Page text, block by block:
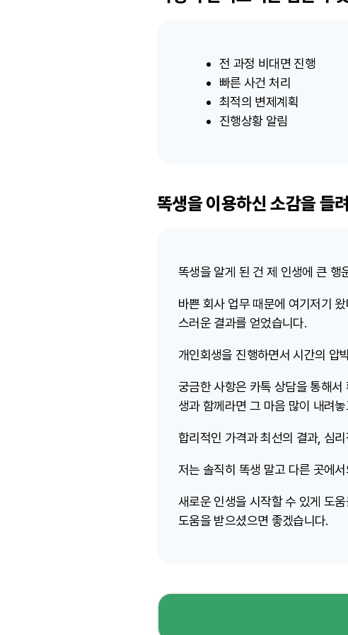
전 과정 비대면 진행
빠른 사건 처리
최적의 변제계획
진행상황 알림
똑생을 이용하신 소감을 들
똑생을 알게 된 건 제 인생에 큰 행
바쁜 회사 업무 때문에 여기저기
스러운 결과를 얻었습니다.
개인회생을 진행하면서 시간의 압
궁금한 사항은 카톡 상담을 통해
생과 함께라면 그 마음 많이 내려
합리적인 가격과 최선의 결과, 심
저는 솔직히 똑생 말고 다른 곳에
새로운 인생을 시작할 수 있게 도
도움을 받으셨으면 좋겠습니다.